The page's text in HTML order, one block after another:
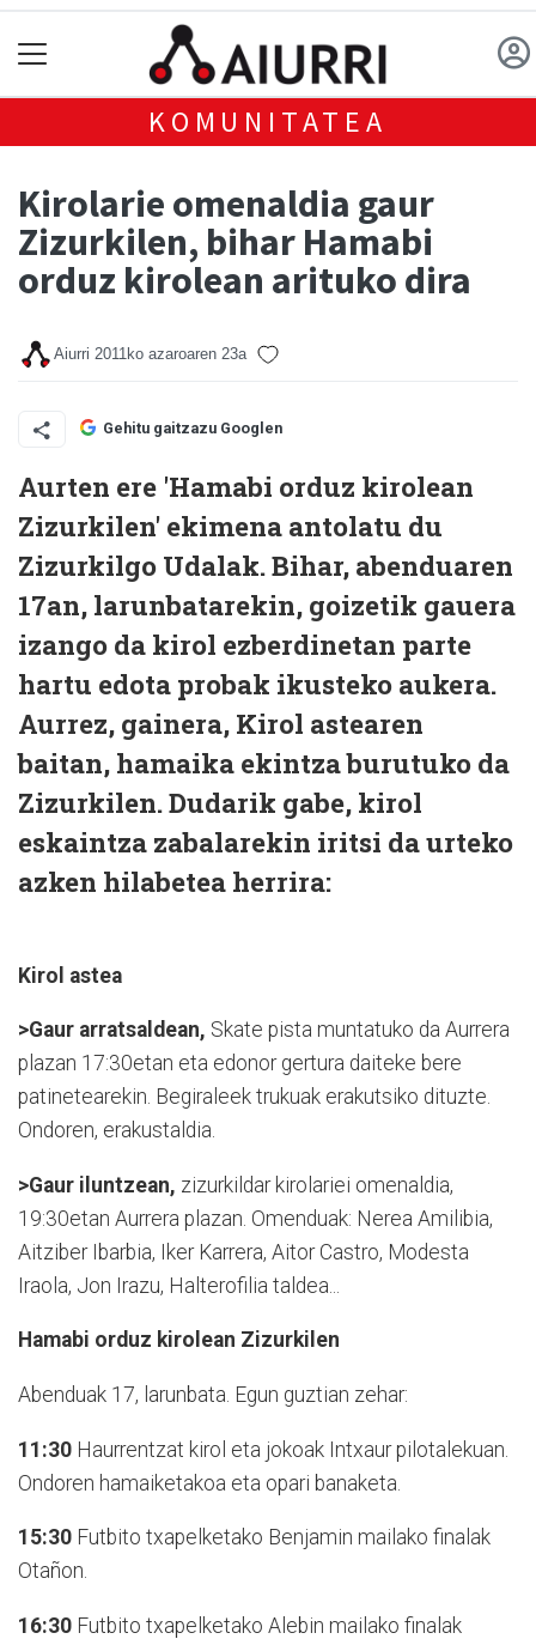
KOMUNITATEA
Kirolarie omenaldia gaur
Zizurkilen, bihar Hamabi
orduz kirolean arituko dira
Aiurri 2011ko azaroaren 23a
Gehitu gaitzazu Googlen
Aurten ere 'Hamabi orduz kirolean
Zizurkilen' ekimena antolatu du
Zizurkilgo Udalak. Bihar, abenduaren
17an, larunbatarekin, goizetik gauera
izango da kirol ezberdinetan parte
hartu edota probak ikusteko aukera.
Aurrez, gainera, Kirol astearen
baitan, hamaika ekintza burutuko da
Zizurkilen. Dudarik gabe, kirol
eskaintza zabalarekin iritsi da urteko
azken hilabetea herrira:
Kirol astea
>Gaur arratsaldean, Skate pista muntatuko da Aurrera
plazan 17:30etan eta edonor gertura daiteke bere
patinetearekin. Begiraleek trukuak erakutsiko dituzte.
Ondoren, erakustaldia.
>Gaur iluntzean, zizurkildar kirolariei omenaldia,
19:30etan Aurrera plazan. Omenduak: Nerea Amilibia,
Aitziber Ibarbia, Iker Karrera, Aitor Castro, Modesta
Iraola, Jon Irazu, Halterofilia taldea...
Hamabi orduz kirolean Zizurkilen
Abenduak 17, larunbata. Egun guztian zehar:
11:30 Haurrentzat kirol eta jokoak Intxaur pilotalekuan.
Ondoren hamaiketakoa eta opari banaketa.
15:30 Futbito txapelketako Benjamin mailako finalak
Otañon.
16:30 Futbito txapelketako Alebin mailako finalak